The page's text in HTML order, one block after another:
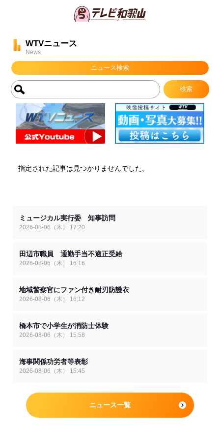
WTVニュース
News
ニュース検索
指定された記事は見つかりませんでした。
ミュージカル実行委 知事訪問
2026-08-06（木） 17:20
田辺市職員 通勤手当不適正受給
2026-08-06（木） 16:16
地域警察官にファン付き耐刃防護衣
2026-08-06（木） 16:12
橋本市で小学生が消防士体験
2026-08-06（木） 15:58
海事関係功労者等表彰
2026-08-06（木） 15:45
ニュース一覧